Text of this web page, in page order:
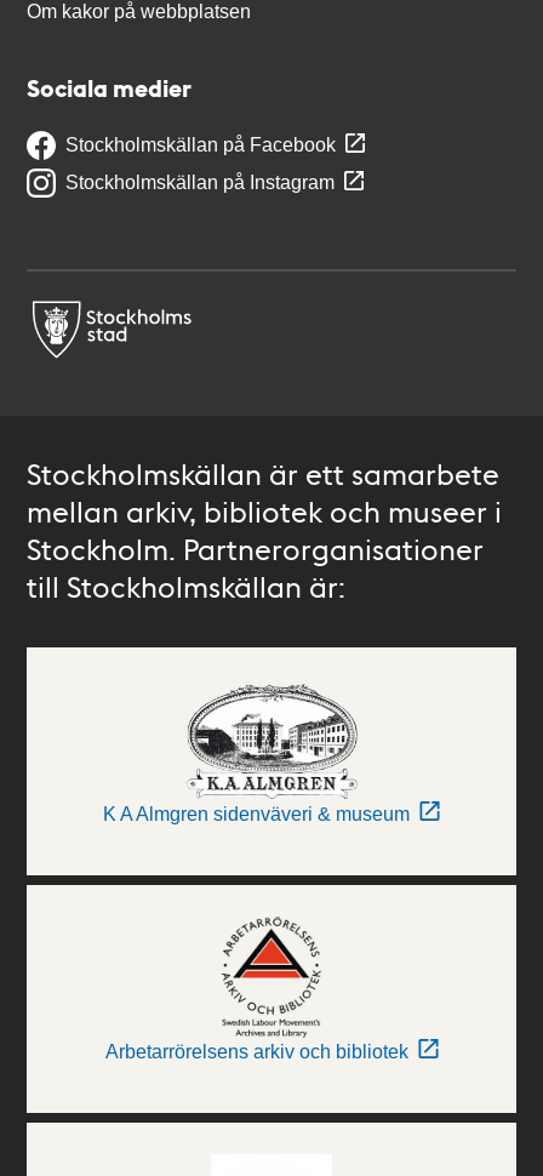
Om kakor på webbplatsen
Sociala medier
Stockholmskällan på Facebook
Stockholmskällan på Instagram
Stockholmskällan är ett samarbete
mellan arkiv, bibliotek och museer i
Stockholm. Partnerorganisationer
till Stockholmskällan är:
K A Almgren sidenväveri & museum
Arbetarrörelsens arkiv och bibliotek